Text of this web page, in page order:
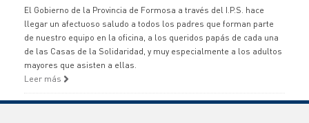
El Gobierno de la Provincia de Formosa a través del I.P.S. hace
llegar un afectuoso saludo a todos los padres que forman parte
de nuestro equipo en la oficina, a los queridos papás de cada una
de las Casas de la Solidaridad, y muy especialmente a los adultos
mayores que asisten a ellas.
Leer más